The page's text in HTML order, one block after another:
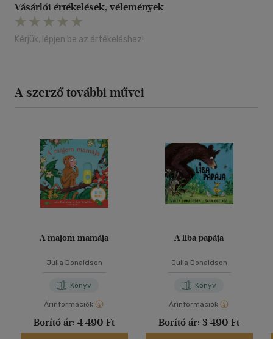
Vásárlói értékelések, vélemények
Kérjük, lépjen be az értékeléshez!
A szerző további művei
A majom mamája
Julia Donaldson
Könyv
Árinformációk
Borító ár: 4 490 Ft
A liba papája
Julia Donaldson
Könyv
Árinformációk
Borító ár: 3 490 Ft